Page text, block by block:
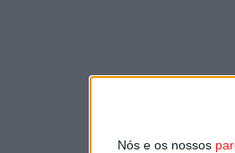
Nós e os nossos